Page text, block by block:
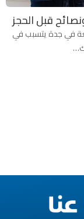
قبل الحجز
في جدة يتسبب في